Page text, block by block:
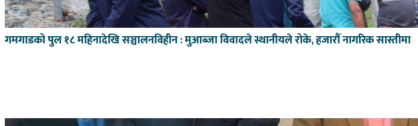
गमगाडको पुल १८ महिनादेखि सञ्चालनविहीन : मुआब्जा विवादले स्थानीयले रोके, हजारौँ नागरिक सास्तीमा